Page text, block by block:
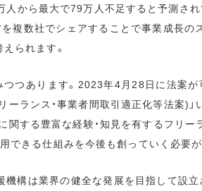
から最大で79万人不足すると予測され
複数社でシェアすることで事業成長の
られます。
つあります。2023年4月28日に法案が
ランス・事業者間取引適正化等法案)」
関する豊富な経験・知見を有するフリー
できる仕組みを今後も創っていく必要が
構は業界の健全な発展を目指して設立